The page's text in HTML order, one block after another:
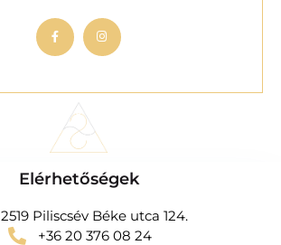
Elérhetőségek
2519 Piliscsév Béke utca 124.
+36 20 376 08 24